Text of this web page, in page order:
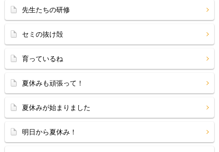
先生たちの研修
セミの抜け殻
育っているね
夏休みも頑張って！
夏休みが始まりました
明日から夏休み！